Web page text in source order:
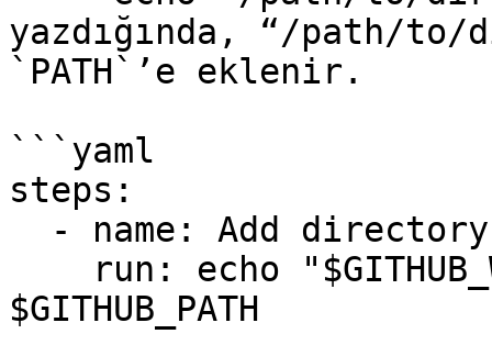
yazdığında, “/path/
`PATH`’e eklenir.
```yaml
steps:
$GITHUB_PATH